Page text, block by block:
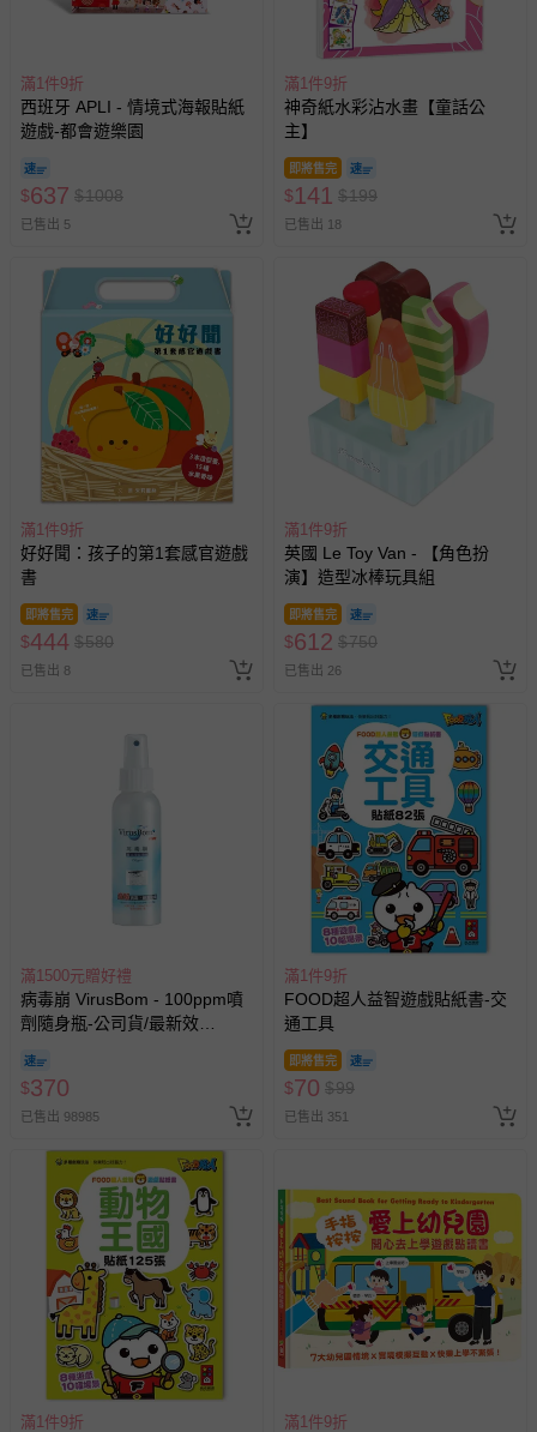
滿1件9折
西班牙 APLI - 情境式海報貼紙
遊戲-都會遊樂園
$637 $1008
已售出 5
滿1件9折
神奇紙水彩沾水畫【童話公
主】
即將售完
$141 $199
已售出 18
滿1件9折
好好聞：孩子的第1套感官遊戲
書
即將售完
$444 $580
已售出 8
滿1件9折
英國 Le Toy Van - 【角色扮
演】造型冰棒玩具組
即將售完
$612 $750
已售出 26
滿1500元贈好禮
病毒崩 VirusBom - 100ppm噴
劑隨身瓶-公司貨/最新效
$370
已售出 98985
滿1件9折
FOOD超人益智遊戲貼紙書-交
通工具
即將售完
$70 $99
已售出 351
滿1件9折 滿1件9折